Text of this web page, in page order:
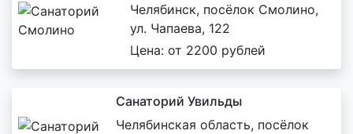
Челябинск, посёлок Смолино,
ул. Чапаева, 122
Цена: от 2200 рублей
Санаторий Увильды
Челябинская область, посёлок